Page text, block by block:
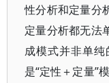
性分析和定量分
定量分析都无法
成模式并非单
是“定性＋定量”